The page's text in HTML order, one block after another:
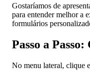
Gostaríamos de
para entender melhor a
formulários
Passo a
No menu lateral, clique